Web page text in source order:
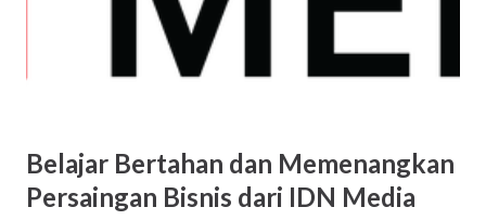
berikut ini mungkin menjadi jawaban sekian orang tua saat
mendapat pertanyaan tersebut: Saya ingin menciptakan
kembali masa kecil yang indah Ngg…Semacam investasi
Belajar Bertahan dan Memenangkan
Persaingan Bisnis dari IDN Media